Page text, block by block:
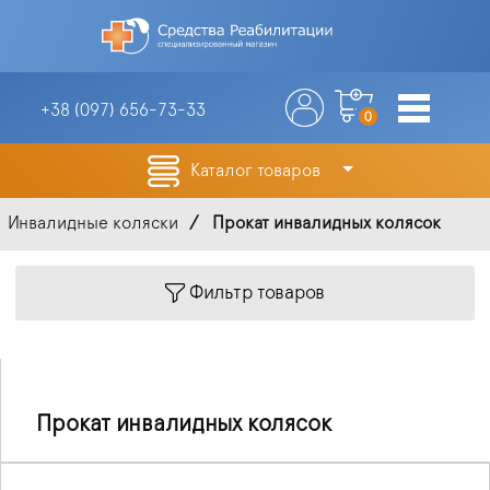
+38 (097) 656-73-33 0
Каталог товаров
Инвалидные коляски Прокат инвалидных колясок
Фильтр товаров
Прокат инвалидных колясок